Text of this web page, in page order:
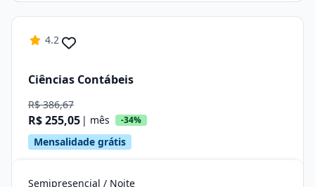
4.2
Ciências Contábeis
R$ 386,67
R$ 255,05 | mês -34%
Mensalidade grátis
Semipresencial / Noite